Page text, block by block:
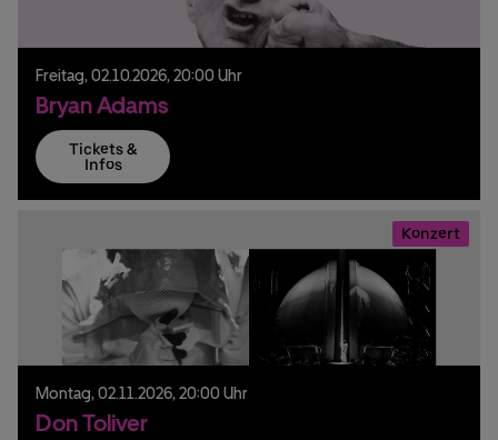
Freitag, 02.10.2026, 20:00 Uhr
Bryan Adams
Tickets &
Infos
Konzert
Montag, 02.11.2026, 20:00 Uhr
Don Toliver